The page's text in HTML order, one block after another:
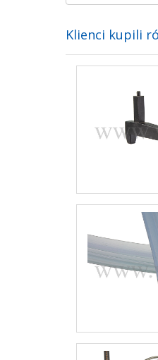
Klienci kupili